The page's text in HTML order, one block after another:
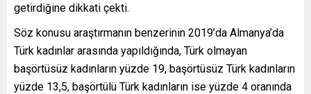
getirdiğine dikkati çekti.
Söz konusu araştırmanın benzerinin 2019’da Almanya’da
Türk kadınlar arasında yapıldığında, Türk olmayan
başörtüsüz kadınların yüzde 19, başörtüsüz Türk kadınların
yüzde 13,5, başörtülü Türk kadınların ise yüzde 4 oranında